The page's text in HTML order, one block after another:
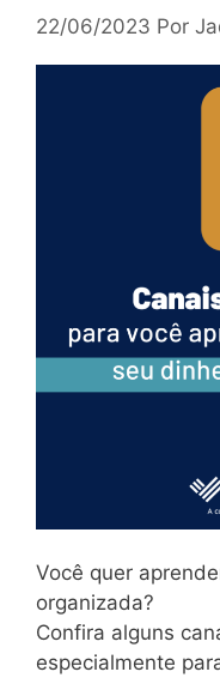
22/06/2023 Por
Você quer
organizada?
Confira alguns
especialmente